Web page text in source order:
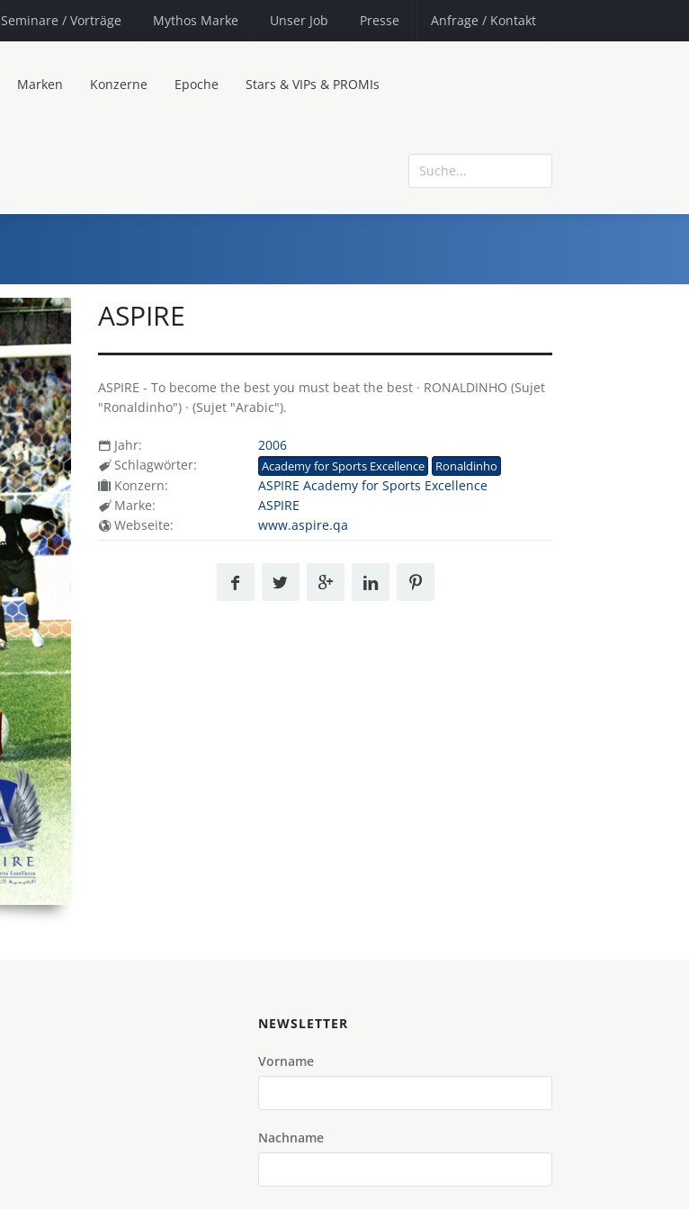
Seminare / Vorträge Mythos Marke Unser Job Presse Anfrage / Kontakt
Marken Konzerne Epoche Stars & VIPs & PROMIs
ASPIRE
ASPIRE - To become the best you must beat the best · RONALDINHO (Sujet
"Ronaldinho") · (Sujet "Arabic").
Jahr:
2006
Schlagwörter:
Academy for Sports Excellence Ronaldinho
Konzern:
ASPIRE Academy for Sports Excellence
Marke:
ASPIRE
Webseite:
www.aspire.qa
NEWSLETTER
Vorname
Nachname